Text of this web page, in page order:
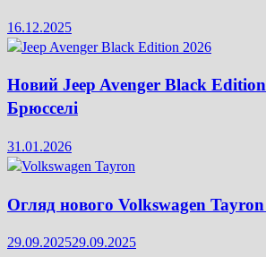
16.12.2025
Новий Jeep Avenger Black
Брюсселі
31.01.2026
Огляд нового Volkswagen Tayron
29.09.202529.09.2025